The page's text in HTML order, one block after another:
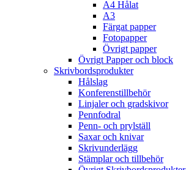
A4 Hålat
A3
Färgat papper
Fotopapper
Övrigt papper
Övrigt Papper och block
Skrivbordsprodukter
Hålslag
Konferenstillbehör
Linjaler och gradskivor
Pennfodral
Penn- och prylställ
Saxar och knivar
Skrivunderlägg
Stämplar och tillbehör